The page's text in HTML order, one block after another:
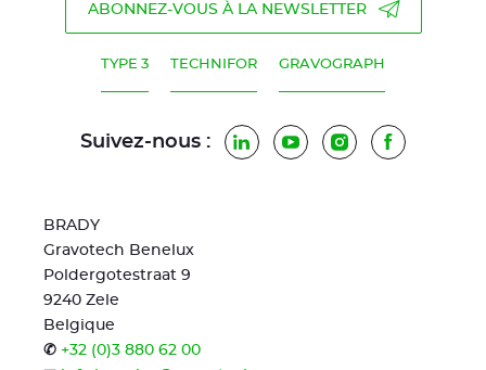
ABONNEZ-VOUS À LA NEWSLETTER
TYPE 3 TECHNIFOR GRAVOGRAPH
Suivez-nous : LinkedInYouTubeInstagramFacebook
BRADY
Gravotech Benelux
Poldergotestraat 9
9240 Zele
Belgique
✆ +32 (0)3 880 62 00